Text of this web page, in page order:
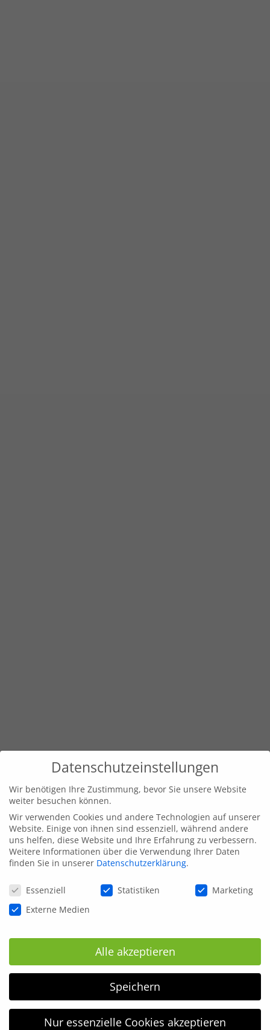
Datenschutzeinstellungen
Wir benötigen Ihre Zustimmung, bevor Sie unsere Website
weiter besuchen können.
Wir verwenden Cookies und andere Technologien auf unserer
Website. Einige von ihnen sind essenziell, während andere
uns helfen, diese Website und Ihre Erfahrung zu verbessern.
Weitere Informationen über die Verwendung Ihrer Daten
finden Sie in unserer Datenschutzerklärung.
Datenschutzeinstellungen
Essenziell Statistiken
Marketing
Externe Medien
Alle akzeptieren
Speichern
Nur essenzielle Cookies akzeptieren